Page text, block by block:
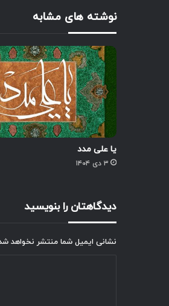
نوشته های مشابه
یا علی مدد
۳ دی ۱۴۰۴
دیدگاهتان را بنویسید
نشانی ایمیل شما منتشر نخواهد